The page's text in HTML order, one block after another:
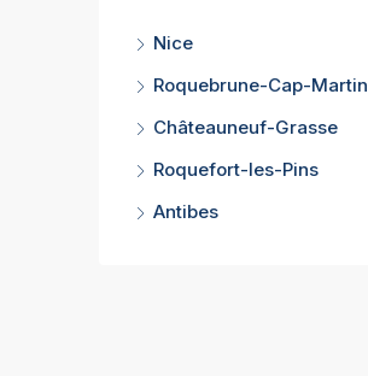
Nice
Roquebrune-Cap-Martin
Châteauneuf-Grasse
Roquefort-les-Pins
Antibes